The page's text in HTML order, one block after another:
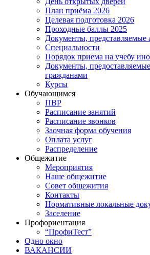
План приёма 2026
Целевая подготовка 2026
Проходные баллы 2025
Документы, представляемые
Специальности
Порядок приема на учебу
Документы,
гражданами
Курсы
Обучающимся
ПВР
Расписание занятий
Расписание звонков
Заочная форма обучения
Оплата услуг
Распределение
Общежитие
Мероприятия
Наше общежитие
Совет общежития
Контакты
Нормативные локальные
Заселение
Профориентация
“ПрофиТест”
Одно окно
ВАКАНСИИ